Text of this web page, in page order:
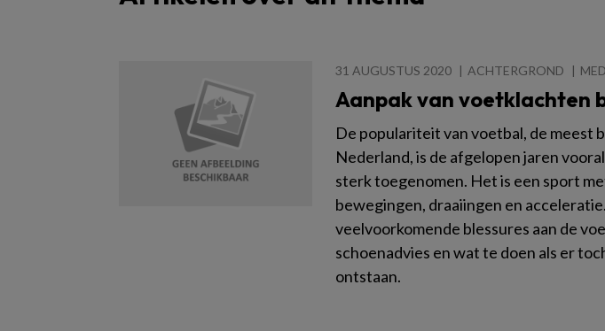
31 AUGUSTUS 2020 ACHTERGROND
Aanpak van voetklachten
De populariteit van voetbal, de meest
Nederland, is de afgelopen jaren
sterk toegenomen. Het is een sport
bewegingen, draaiingen en
veelvoorkomende blessures aan de
schoenadvies en wat te doen als er
ontstaan.